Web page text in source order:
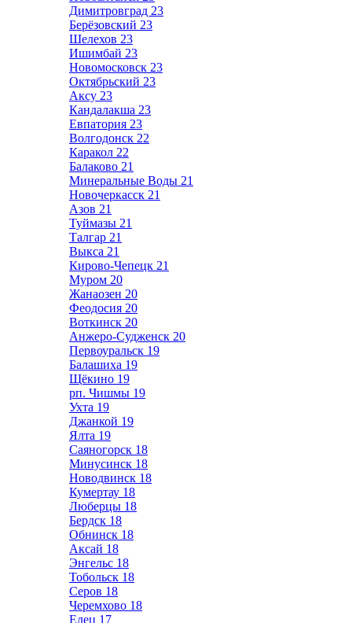
Димитровград 23
Берёзовский 23
Шелехов 23
Ишимбай 23
Новомосковск 23
Октябрьский 23
Аксу 23
Кандалакша 23
Евпатория 23
Волгодонск 22
Каракол 22
Балаково 21
Минеральные Воды 21
Новочеркасск 21
Азов 21
Туймазы 21
Талгар 21
Выкса 21
Кирово-Чепецк 21
Муром 20
Жанаозен 20
Феодосия 20
Воткинск 20
Анжеро-Судженск 20
Первоуральск 19
Балашиха 19
Щёкино 19
рп. Чишмы 19
Ухта 19
Джанкой 19
Ялта 19
Саяногорск 18
Минусинск 18
Новодвинск 18
Кумертау 18
Люберцы 18
Бердск 18
Обнинск 18
Аксай 18
Энгельс 18
Тобольск 18
Серов 18
Черемхово 18
Елец 17